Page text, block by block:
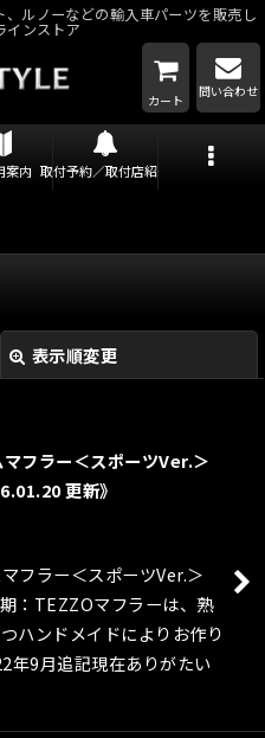
ルノーなどの輸入車パーツを販売し
インストア
カート
問い合わせ
案内 取付予約／取付店紹介
表示順変更
フラー＜スポーツVer.＞
更新》
フラー＜スポーツVer.＞
：TEZZOマフラーは、熟
ハンドメイドによりお作り
年9月追記現在ありがたい